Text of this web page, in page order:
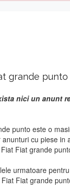
grande punto
nici un anunt
punto este o
cu piese
Fiat grande
urmatoare
Fiat grande